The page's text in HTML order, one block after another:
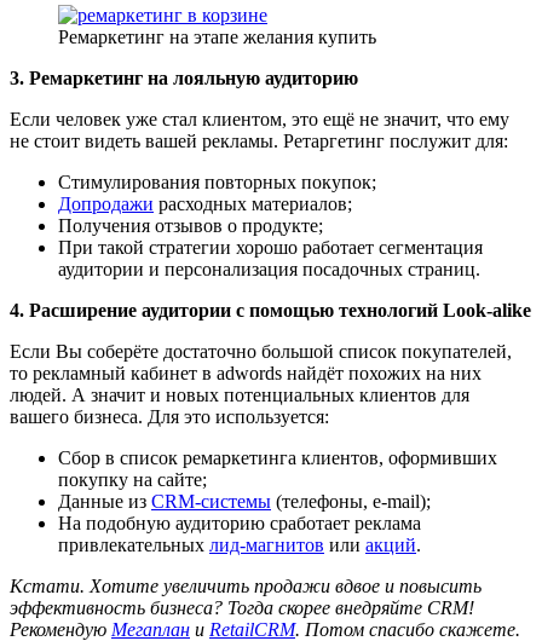
Ремаркетинг на этапе желания купить
3. Ремаркетинг на лояльную аудиторию
Если человек уже стал клиентом, это ещё не значит, что ему
не стоит видеть вашей рекламы. Ретаргетинг послужит для:
Стимулирования повторных покупок;
Допродажи расходных материалов;
Получения отзывов о продукте;
При такой стратегии хорошо работает сегментация
аудитории и персонализация посадочных страниц.
4. Расширение аудитории с помощью технологий Look-alike
Если Вы соберёте достаточно большой список покупателей,
то рекламный кабинет в adwords найдёт похожих на них
людей. А значит и новых потенциальных клиентов для
вашего бизнеса. Для это используется:
Сбор в список ремаркетинга клиентов, оформивших
покупку на сайте;
Данные из CRM-системы (телефоны, e-mail);
На подобную аудиторию сработает реклама
привлекательных лид-магнитов или акций.
Кстати. Хотите увеличить продажи вдвое и повысить
эффективность бизнеса? Тогда скорее внедряйте CRM!
Рекомендую Мегаплан и RetailCRM. Потом спасибо скажете.